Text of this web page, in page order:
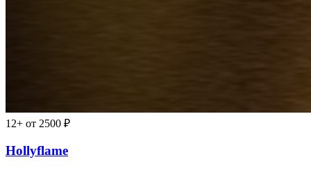
12+ от 2500 ₽
Hollyflame